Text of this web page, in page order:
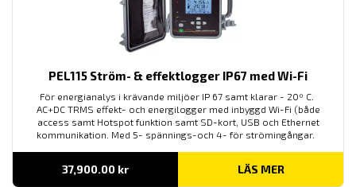
PEL115 Ström- & effektlogger IP67 med Wi-Fi
För energianalys i krävande miljöer IP 67 samt klarar - 20º C.
AC+DC TRMS effekt- och energilogger med inbyggd Wi-Fi (både
access samt Hotspot funktion samt SD-kort, USB och Ethernet
kommunikation. Med 5- spännings-och 4- för strömingångar.
37,900.00 kr LÄS MER